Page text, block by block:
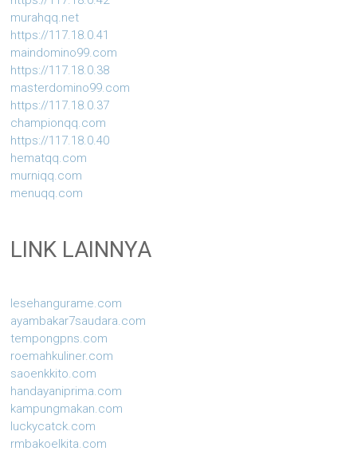
murahqq.net
https://117.18.0.41
maindomino99.com
https://117.18.0.38
masterdomino99.com
https://117.18.0.37
championqq.com
https://117.18.0.40
hematqq.com
murniqq.com
menuqq.com
LINK LAINNYA
lesehangurame.com
ayambakar7saudara.com
tempongpns.com
roemahkuliner.com
saoenkkito.com
handayaniprima.com
kampungmakan.com
luckycatck.com
rmbakoelkita.com